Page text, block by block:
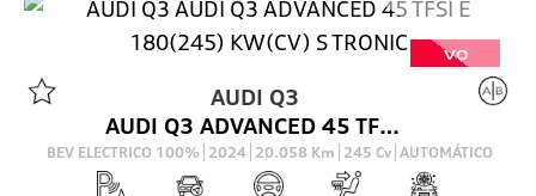
VO
AUDI Q3
AUDI Q3 ADVANCED 45 TFSI E 180(245) KW(CV) S TRONIC
BEV ELECTRICO 100% 2024 20.058 Km 245 Cv AUTOMÁTICO